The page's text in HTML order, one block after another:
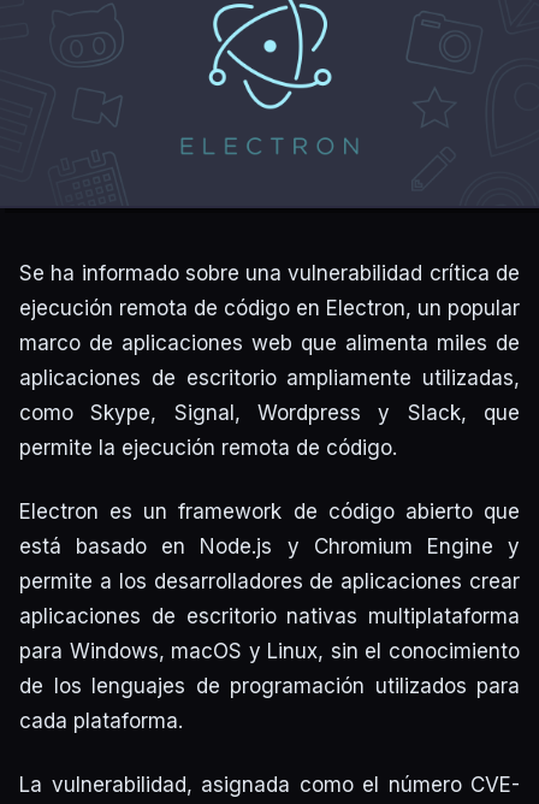
Se ha informado sobre una vulnerabilidad crítica de
ejecución remota de código en Electron, un popular
marco de aplicaciones web que alimenta miles de
aplicaciones de escritorio ampliamente utilizadas,
como Skype, Signal, Wordpress y Slack, que
permite la ejecución remota de código.
Electron es un framework de código abierto que
está basado en Node.js y Chromium Engine y
permite a los desarrolladores de aplicaciones crear
aplicaciones de escritorio nativas multiplataforma
para Windows, macOS y Linux, sin el conocimiento
de los lenguajes de programación utilizados para
cada plataforma.
La vulnerabilidad, asignada como el número CVE-